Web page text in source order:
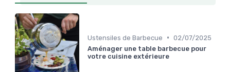
Ustensiles de Barbecue • 02/07/2025
Aménager une table barbecue pour
votre cuisine extérieure